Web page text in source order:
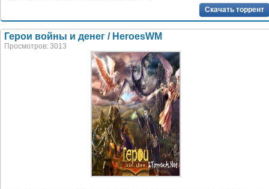
Скачать торрент
Герои войны и денег / HeroesWM
Просмотров: 3013